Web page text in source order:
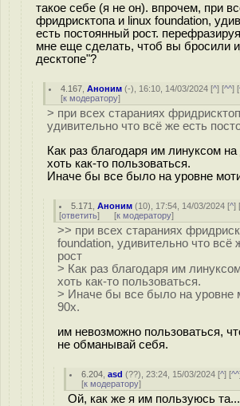
такое себе (я не он). впрочем, при
фридрисктопа и linux foundation,
есть постоянный рост.
мне еще сделать, чтоб вы бросили
десктопе"?
4.167 ,Аноним (-), 16:10, 14/03/2024 [^] [^^] [
[к модератору]
> при всех стараниях
удивительно что всё же есть
Как раз благодаря им линуксом
хоть как-то пользоваться.
Иначе бы все было на уровне
5.171 ,Аноним (10), 17:54, 14/03/2024 [^]
[ответить] [к модератору]
>> при всех стараниях
foundation, удивительно что всё
рост
> Как раз благодаря им
хоть как-то пользоваться.
> Иначе бы все было на уровне
90х.
им невозможно пользоваться,
не обманывай себя.
6.204 ,asd (??), 23:24, 15/03/2024 [^] [^^
[к модератору]
Ой, как же я им пользуюсь